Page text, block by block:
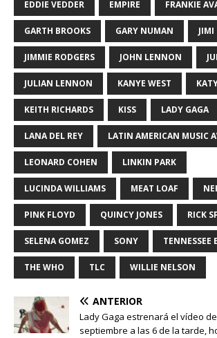
EDDIE VEDDER EMPIRE FRANKIE
GARTH BROOKS GARY NUMAN JIMI
JIMMIE RODGERS JOHN LENNON
JULIAN LENNON KANYE WEST
KEITH RICHARDS KISS LADY GAGA
LANA DEL REY LATIN AMERICAN MUSIC
LEONARD COHEN LINKIN PARK
LUCINDA WILLIAMS MEAT LOAF
PINK FLOYD QUINCY JONES RICK
SELENA GOMEZ SONY TENNESSEE
THE WHO TLC WILLIE NELSON
ANTERIOR
Lady Gaga estrenará el vídeo de
septiembre a las 6 de la tarde,